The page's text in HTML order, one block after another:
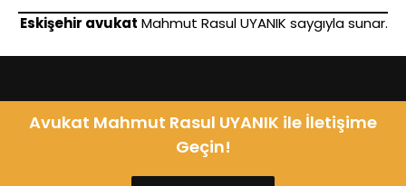
Eskişehir avukat Mahmut Rasul UYANIK saygıyla sunar.
Avukat Mahmut Rasul UYANIK ile İletişime
Geçin!